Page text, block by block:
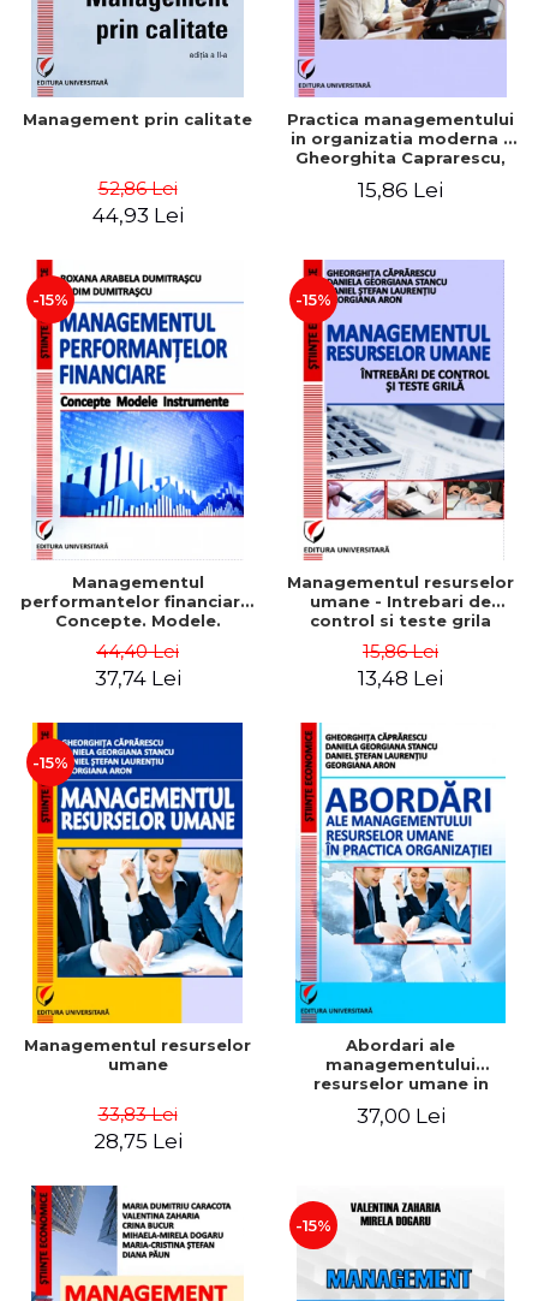
Management prin calitate
52,86 Lei
44,93 Lei
Practica managementului
in organizatia moderna -
Gheorghita Caprarescu,
Georgiana Aron
15,86 Lei
-15%
Managementul
performantelor financiare.
Concepte. Modele.
44,40 Lei
37,74 Lei
-15%
Managementul resurselor
umane - Intrebari de
control si teste grila
15,86 Lei
13,48 Lei
-15%
Managementul resurselor
umane
33,83 Lei
28,75 Lei
Abordari ale
managementului
resurselor umane in
37,00 Lei
-15%